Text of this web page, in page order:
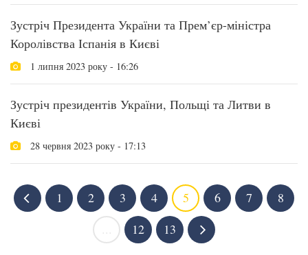
Зустріч Президента України та Прем’єр-міністра
Королівства Іспанія в Києві
1 липня 2023 року - 16:26
Зустріч президентів України, Польщі та Литви в
Києві
28 червня 2023 року - 17:13
1 2 3 4 5 6 7
8
12 13